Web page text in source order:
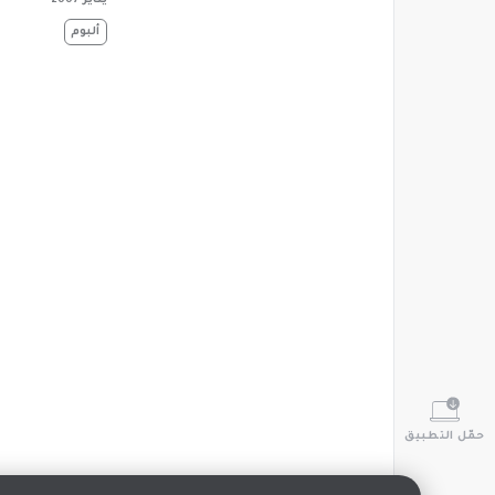
حمّل التطبيق
‏ألبوم